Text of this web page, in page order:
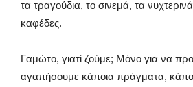
τα τραγούδια, το σινεμά, τα
καφέδες.
Γαμώτο, γιατί ζούμε; Μόνο για να
αγαπήσουμε κάποια πράγματα,